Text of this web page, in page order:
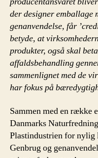
der designer emballage
genanvendelse, får
betyde, at
produkter, også skal
affaldsbehandling
sammenlignet med de
har fokus på
Sammen med en række
Danmarks
Plastindustrien for nylig
Genbrug og